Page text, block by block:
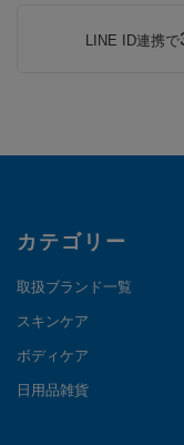
LINE ID連携で
カテゴリー
取扱ブランド一覧
スキンケア
ボディケア
日用品雑貨